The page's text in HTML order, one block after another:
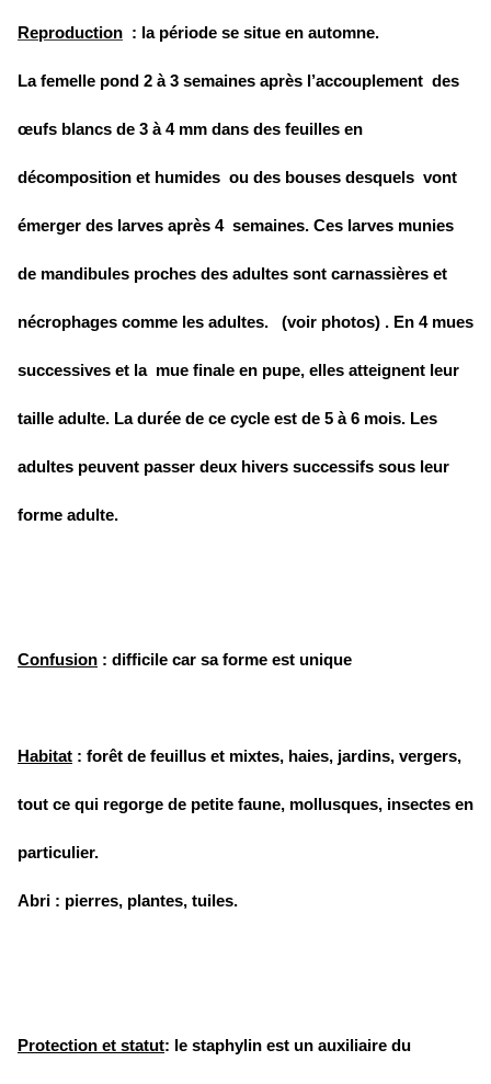
Reproduction : la période se situe en automne.
La femelle pond 2 à 3 semaines après l’accouplement des
œufs blancs de 3 à 4 mm dans des feuilles en
décomposition et humides ou des bouses desquels vont
émerger des larves après 4 semaines. Ces larves munies
de mandibules proches des adultes sont carnassières et
nécrophages comme les adultes. (voir photos) . En 4 mues
successives et la mue finale en pupe, elles atteignent leur
taille adulte. La durée de ce cycle est de 5 à 6 mois. Les
adultes peuvent passer deux hivers successifs sous leur
forme adulte.
Confusion : difficile car sa forme est unique
Habitat : forêt de feuillus et mixtes, haies, jardins, vergers,
tout ce qui regorge de petite faune, mollusques, insectes en
particulier.
Abri : pierres, plantes, tuiles.
Protection et statut: le staphylin est un auxiliaire du